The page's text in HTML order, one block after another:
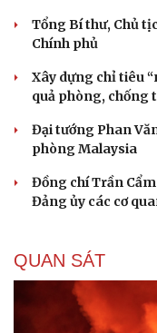
Săn Tour
check-in
Tổng Bí thư, Chủ
Chính phủ
Xây dựng chỉ tiêu
quả phòng, chống
Đại tướng Phan
phòng Malaysia
Đồng chí Trần
Đảng ủy các cơ
QUAN SÁT